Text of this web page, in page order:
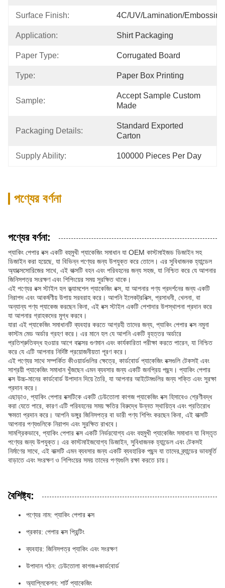
Surface Finish: 4C/UV/Lamination/
Application: Shirt Packaging
Paper Type: Corrugated Board
Type: Paper Box Printing
Sample:
Accept Sample Custom
Made
Packaging Details:
Standard Exported
Carton
Supply Ability: 100000 Pieces Per Day
পণ্যের বর্ণনা
পণ্যের বর্ণনা:
প্যাকিং পেপার বক্স একটি বহুমুখী প্যাকেজিং সমাধান যা OEM কাস্টমাইজড ডিজাইন সহ
ডিজাইন করা হয়েছে, যা বিভিন্ন পণ্যের জন্য উপযুক্ত করে তোলে। এর সুবিধাজনক হ্যান্ডেল
অ্যাক্সেসোরিজের সাথে, এই বাক্সটি বহন এবং পরিবহনের জন্য সহজ, যা নিশ্চিত করে যে আপনার
জিনিসপত্র সংরক্ষণ এবং শিপিংয়ের সময় সুরক্ষিত থাকে।
এই পণ্যের বক্স স্টাইল হল ক্ল্যামশেল প্যাকেজিং বক্স, যা আপনার পণ্য প্রদর্শনের জন্য একটি
নিরাপদ এবং আকর্ষণীয় উপায় সরবরাহ করে। আপনি ইলেকট্রনিক্স, প্রসাধনী, খেলনা, বা
অন্যান্য পণ্য প্যাকেজ করছেন কিনা, এই বক্স স্টাইল একটি পেশাদার উপস্থাপনা প্রদান করে
যা আপনার গ্রাহকদের মুগ্ধ করবে।
যারা এই প্যাকেজিং সমাধানটি ব্যবহার করতে আগ্রহী তাদের জন্য, প্যাকিং পেপার বক্স নমুনা
কাস্টম মেড অর্ডার গ্রহণ করে। এর মানে হল যে আপনি একটি বৃহত্তর অর্ডারে
প্রতিশ্রুতিবদ্ধ হওয়ার আগে বাক্সের গুণমান এবং কার্যকারিতা পরীক্ষা করতে পারেন, যা নিশ্চিত
করে যে এটি আপনার নির্দিষ্ট প্রয়োজনীয়তা পূরণ করে।
এই পণ্যের সাথে সম্পর্কিত কীওয়ার্ডগুলির ক্ষেত্রে, কার্ডবোর্ড প্যাকেজিং বক্সগুলি টেকসই এবং
সাশ্রয়ী প্যাকেজিং সমাধান খুঁজছেন এমন ব্যবসার জন্য একটি জনপ্রিয় পছন্দ। প্যাকিং পেপার
বক্স উচ্চ-মানের কার্ডবোর্ড উপাদান দিয়ে তৈরি, যা আপনার আইটেমগুলির জন্য শক্তি এবং সুরক্ষা
প্রদান করে।
এছাড়াও, প্যাকিং পেপার বক্সটিকে একটি ঢেউতোলা কাগজ প্যাকেজিং বক্স হিসাবেও শ্রেণীবদ্ধ
করা যেতে পারে, কারণ এটি পরিবহনের সময় ক্ষতির বিরুদ্ধে উন্নত স্থায়িত্ব এবং প্রতিরোধ
ক্ষমতা প্রদান করে। আপনি ভঙ্গুর জিনিসপত্র বা ভারী পণ্য শিপিং করছেন কিনা, এই বাক্সটি
আপনার পণ্যগুলিকে নিরাপদ এবং সুরক্ষিত রাখবে।
সামগ্রিকভাবে, প্যাকিং পেপার বক্স একটি নির্ভরযোগ্য এবং বহুমুখী প্যাকেজিং সমাধান যা বিস্তৃত
পণ্যের জন্য উপযুক্ত। এর কাস্টমাইজযোগ্য ডিজাইন, সুবিধাজনক হ্যান্ডেল এবং টেকসই
নির্মাণের সাথে, এই বাক্সটি এমন ব্যবসার জন্য একটি ব্যবহারিক পছন্দ যা তাদের ব্র্যান্ডের ভাবমূর্তি
বাড়াতে এবং সংরক্ষণ ও শিপিংয়ের সময় তাদের পণ্যগুলি রক্ষা করতে চায়।
বৈশিষ্ট্য:
পণ্যের নাম: প্যাকিং পেপার বক্স
প্রকার: পেপার বক্স প্রিন্টিং
ব্যবহার: জিনিসপত্র প্যাকিং এবং সংরক্ষণ
উপাদান গঠন: ঢেউতোলা কাগজ+কার্ডবোর্ড
অ্যাপ্লিকেশন: শার্ট প্যাকেজিং